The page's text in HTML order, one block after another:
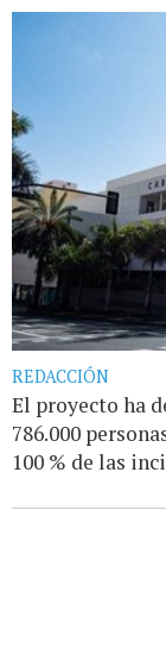
REDACCIÓN
El proyecto ha
786.000
100 % de las